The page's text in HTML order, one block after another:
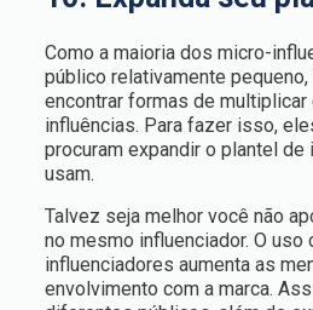
Como a maioria dos micro-
público relativamente
encontrar formas de
influências. Para fazer isso,
procuram expandir o plantel de
usam.
Talvez seja melhor você não
no mesmo influenciador. O uso
influenciadores aumenta as
envolvimento com a marca.